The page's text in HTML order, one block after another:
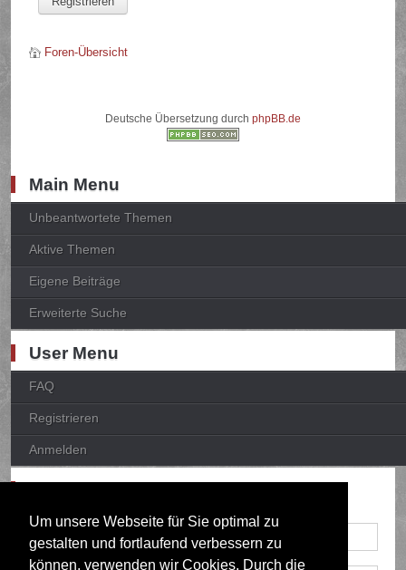
Um unsere Webseite für Sie optimal zu
gestalten und fortlaufend verbessern zu
können, verwenden wir Cookies. Durch die
Foren-Übersicht
Deutsche Übersetzung durch phpBB.de
Main Menu
Unbeantwortete Themen
Aktive Themen
Eigene Beiträge
Erweiterte Suche
User Menu
FAQ
Registrieren
Anmelden